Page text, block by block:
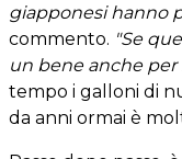
giapponesi hanno
commento. "Se
un bene anche per
tempo i galloni di
da anni ormai è